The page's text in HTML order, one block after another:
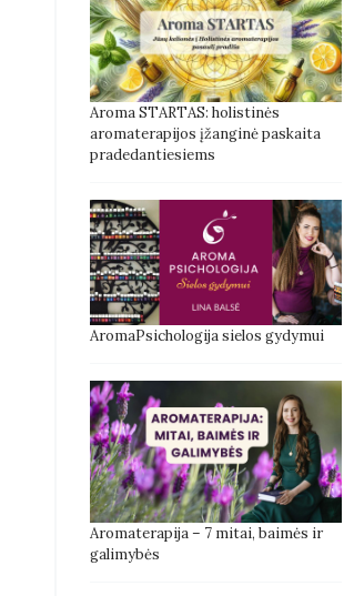
Aroma STARTAS: holistinės
aromaterapijos įžanginė paskaita
pradedantiesiems
AromaPsichologija sielos gydymui
Aromaterapija – 7 mitai, baimės ir
galimybės